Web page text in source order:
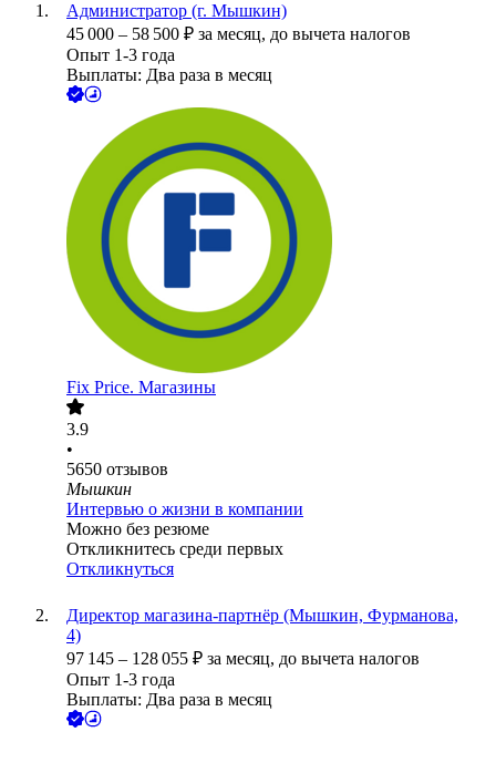
Администратор (г. Мышкин)
45 000 – 58 500 ₽ за месяц, до вычета налогов
Опыт 1-3 года
Выплаты: Два раза в месяц
Fix Price. Магазины
3.9
•
5650 отзывов
Мышкин
Интервью о жизни в компании
Можно без резюме
Откликнитесь среди первых
Откликнуться
Директор магазина-партнёр (Мышкин, Фурманова,
4)
97 145 – 128 055 ₽ за месяц, до вычета налогов
Опыт 1-3 года
Выплаты: Два раза в месяц